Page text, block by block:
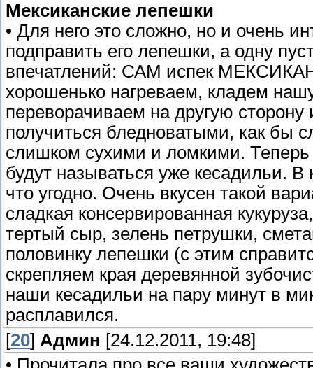
Мексиканские лепешки
• Для него это сложно, но и очень
подправить его лепешки, а одну
впечатлений: САМ испек
хорошенько нагреваем, кладем
переворачиваем на другую
получиться бледноватыми, как бы
слишком сухими и ломкими.
будут называться уже кесадильи. В
что угодно. Очень вкусен такой
сладкая консервированная
тертый сыр, зелень петрушки,
половинку лепешки (с этим
скрепляем края деревянной
наши кесадильи на пару минут в
расплавился.
[20] Админ [24.12.2011, 19:48]